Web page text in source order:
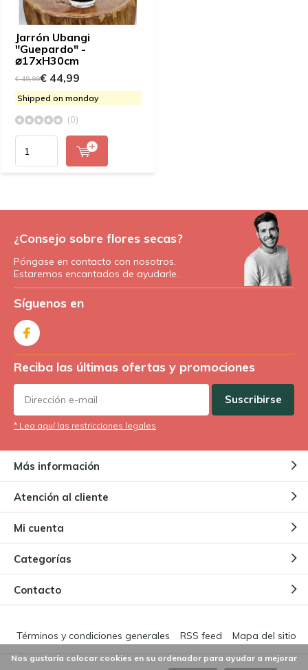
Jarrón Ubangi
"Guepardo" -
⌀17xH30cm
€ 49,99€ 44,99
Shipped on monday
(0)
¿Consejo sobre flores secas?
Póngase en contacto con nosotros.
Estaremos encantados de ayudarle.
Síguenos en
Reciba las últimas ofertas y promociones
Suscribirse
* Lea aquí las restricciones legales
Más información
Atención al cliente
Mi cuenta
Categorías
Contacto
Términos y condiciones generales RSS feed Mapa del sitio
Nos gustaría colocar cookies en su ordenador para ayudar a mejorar